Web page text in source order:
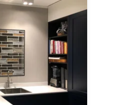
Rimini Baustoffe
Haftung
info@rimini-
(Oldenburg)
(UStG) DE 261 013
37 26689 Apen